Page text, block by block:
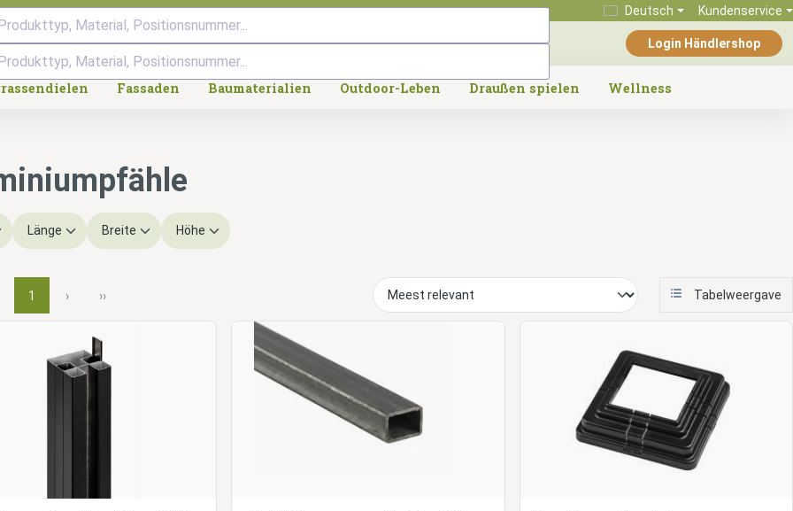
Deutsch Kundenservice
Material, Positionsnummer...
Login Händlershop
Fassaden Baumaterialien Outdoor-Leben Draußen spielen Wellness
Länge Breite Höhe
1 › ›› Tabelweergave